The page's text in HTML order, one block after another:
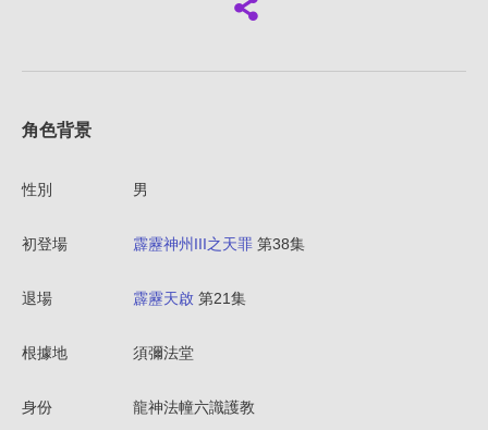
角色背景
性別 男
初登場 霹靂神州III之天罪 第38集
退場 霹靂天啟 第21集
根據地 須彌法堂
身份 龍神法幢六識護教